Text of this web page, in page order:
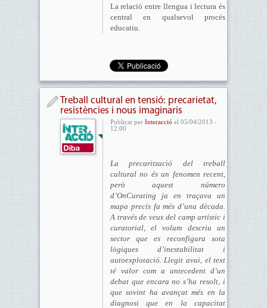
La relació entre llengua i lectura és
central en qualsevol procés
educatiu.
Treball cultural en tensió: precarietat,
resistències i nous imaginaris
Publicat per Interacció el 05/04/2013 -
12:00
La precarització del treball
cultural no és un fenomen recent,
però aquest número
d’OnCurating ja en traçava un
mapa precís fa més d’una dècada.
A través de veus del camp artístic i
curatorial, el volum descriu un
sector que es reconfigura sota
lògiques d’inestabilitat i
autoexplotació. Llegit avui, el text
té valor com a antecedent d’un
debat que encara no s’ha resolt, i
que sovint ha avançat més en la
diagnosi que en la capacitat